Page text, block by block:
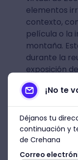
elementos
contexto,
película o la
montaña.
durante la
exposición
el proyecto
en Zoom
Imagen
16:9.
¡No te
Déjanos tu
continuación y
de Crehana
Correo